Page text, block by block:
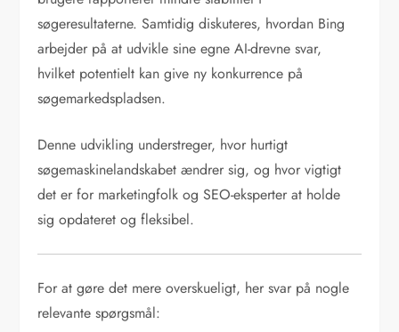
søgeresultaterne. Samtidig diskuteres, hvordan Bing
arbejder på at udvikle sine egne AI-drevne svar,
hvilket potentielt kan give ny konkurrence på
søgemarkedspladsen.
Denne udvikling understreger, hvor hurtigt
søgemaskinelandskabet ændrer sig, og hvor vigtigt
det er for marketingfolk og SEO-eksperter at holde
sig opdateret og fleksibel.
For at gøre det mere overskueligt, her svar på nogle
relevante spørgsmål: